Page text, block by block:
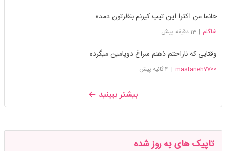
خانما من اکثرا این تیپ کیزنم بنظرتون دمده
شاگلم | 13 دقیقه پیش
وقتایی که ناراحتم ذهنم سراغ دوپامین میگرده
mastaneh7700
| 4 ثانیه پیش
بیشتر ببینید
تاپیک های به روز شده